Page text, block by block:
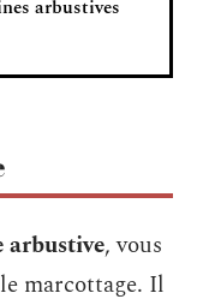
arbustives
arbustive, vous
marcottage. Il